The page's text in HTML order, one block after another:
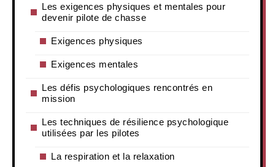
Les exigences physiques et mentales pour
devenir pilote de chasse
Exigences physiques
Exigences mentales
Les défis psychologiques rencontrés en
mission
Les techniques de résilience psychologique
utilisées par les pilotes
La respiration et la relaxation